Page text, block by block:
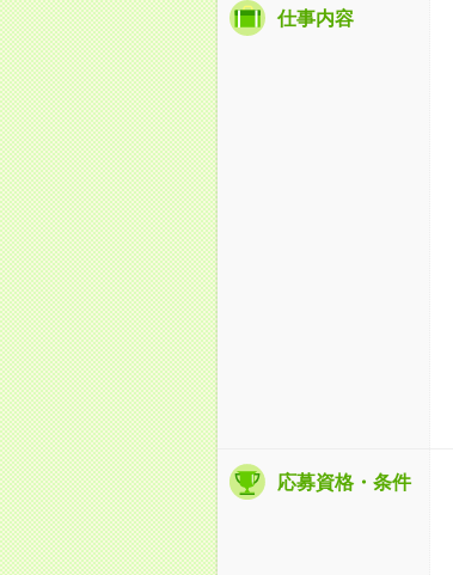
仕事内容
応募資格・条件